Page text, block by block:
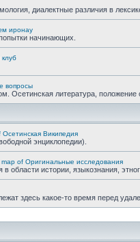
диалектные различия в
иронау
начинающих.
вопросы
Осетинская литература, положение
Осетинская Википедия
энциклопедии).
map of Оригинальные исследования
области истории, языкознания,
здесь какое-то время перед